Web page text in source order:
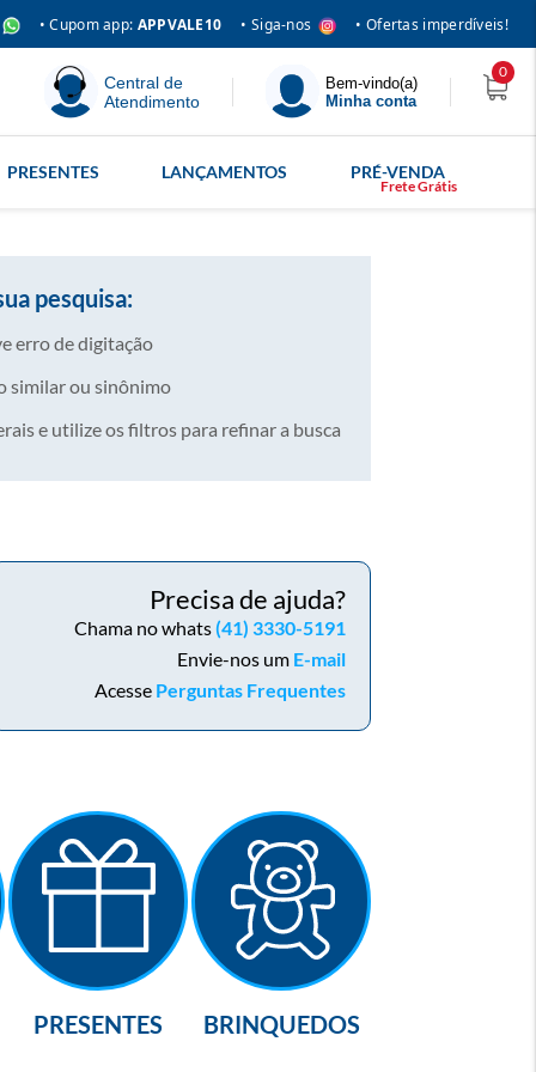
• Cupom app: APPVALE10 • Siga-nos • Ofertas imperdíveis!
Central de
Atendimento
Bem-vindo(a)
Minha conta
0
PRESENTES LANÇAMENTOS PRÉ-VENDA
pesquisa:
erro de digitação
similar ou sinônimo
e utilize os filtros para refinar a busca
Precisa de ajuda?
Chama no whats(41) 3330-5191
Envie-nos um E-mail
Acesse Perguntas Frequentes
PRESENTES BRINQUEDOS